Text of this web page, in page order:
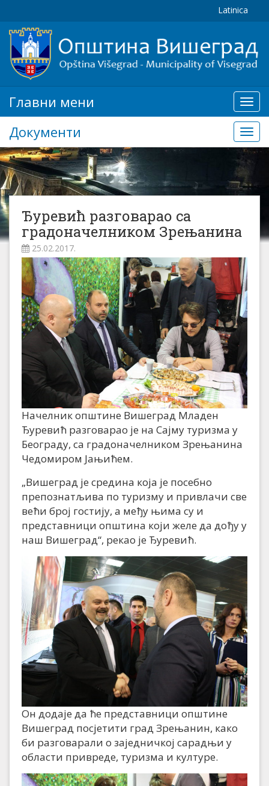
Latinica
мени
Главни мени
Документи
Ђуревић разговарао са
градоначелником Зрењанина
25.02.2017.
Начелник општине Вишеград Младен
Ђуревић разговарао је на Сајму туризма у
Београду, са градоначелником Зрењанина
Чедомиром Јањићем.
„Вишеград је средина која је посебно
препознатљива по туризму и привлачи све
већи број гостију, а међу њима су и
представници општина који желе да дођу у
наш Вишеград“, рекао је Ђуревић.
Он додаје да ће представници општине
Вишеград посјетити град Зрењанин, како
би разговарали о заједничкој сарадњи у
области привреде, туризма и културе.